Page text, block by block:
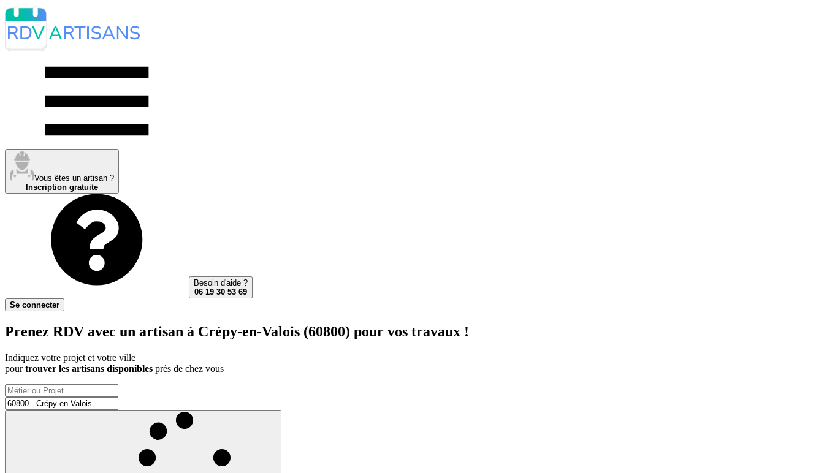
Vous êtes un artisan ?
Inscription gratuite
Besoin d'aide ?
06 19 30 53 69
Se connecter
Prenez RDV avec un artisan à Crépy-en-Valois (60800) pour vos travaux !
Indiquez votre projet et votre ville
pourtrouver les artisans disponibles près de chez vous